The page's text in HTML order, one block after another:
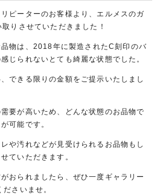
ピーターのお客様より、エルメスのガ
りさせていただきました！
物は、2018年に製造されたC刻印のバ
じられないとても綺麗な状態でした。
できる限りの金額をご提示いたしまし
要が高いため、どんな状態のお品物で
可能です。
や汚れなどが見受けられるお品物もし
ていただきます。
おられましたら、ぜひ一度ギャラリー
さいませ。